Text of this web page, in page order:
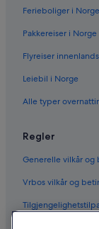
Ferieboliger i Norge
Pakkereiser i Norge
Flyreiser innenlands
Leiebil i Norge
Alle typer
Regler
Generelle vilkår
Vrbos vilkår og